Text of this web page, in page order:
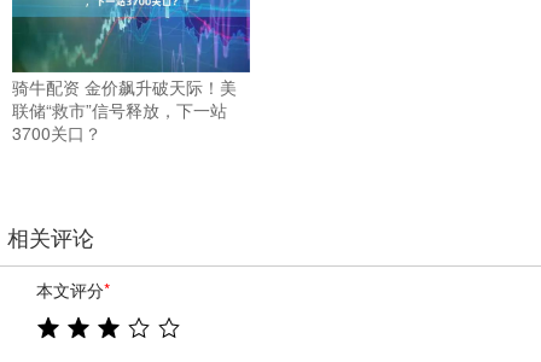
骑牛配资 金价飙升破天际！美
联储“救市”信号释放，下一站
3700关口？
相关评论
本文评分*